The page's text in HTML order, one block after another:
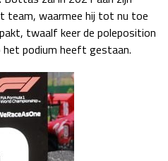
za 19:00 - 20:00
zo 17:00 - 19:00
za 15:00 - 16:00
zo 14:00 - 16:00
team, waarmee hij tot nu toe
twaalf keer de poleposition
podium heeft gestaan.